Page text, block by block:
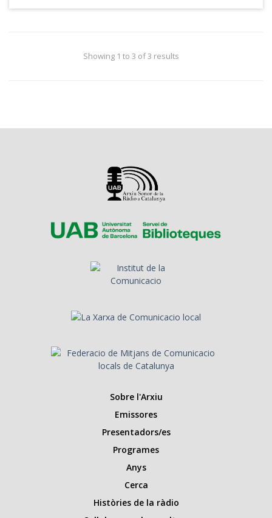
Showing 1 to 3 of 3 results
Sobre l'Arxiu
Emissores
Presentadors/es
Programes
Anys
Cerca
Històries de la ràdio